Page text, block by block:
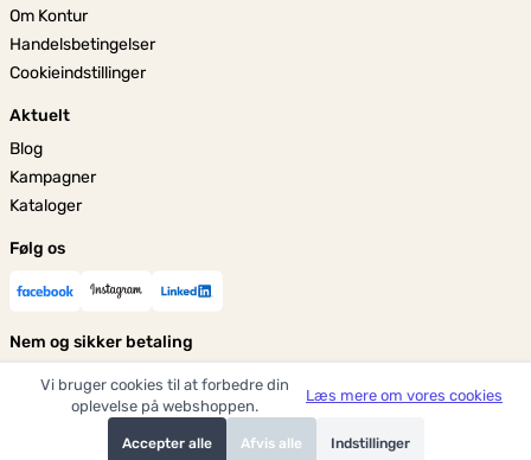
Om Kontur
Handelsbetingelser
Cookieindstillinger
Aktuelt
Blog
Kampagner
Kataloger
Følg os
Nem og sikker betaling
Vi bruger cookies til at forbedre din
oplevelse på webshoppen.
Læs mere om vores cookies
Accepter alle Afvis alle Indstillinger